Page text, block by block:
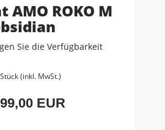
AMO ROKO M
Sie die Verfügbarkeit
(inkl. MwSt.)
EUR